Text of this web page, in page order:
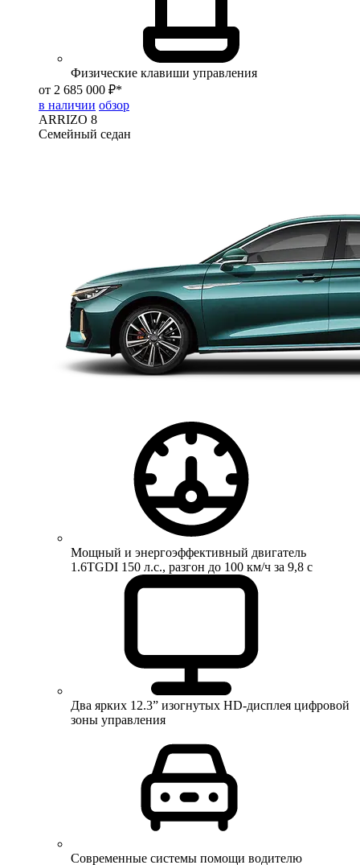
Физические клавиши управления
от 2 685 000 ₽*
в наличии обзор
ARRIZO 8
Семейный седан
Мощный и энергоэффективный двигатель
1.6TGDI 150 л.с., разгон до 100 км/ч за 9,8 с
Два ярких 12.3” изогнутых HD-дисплея цифровой
зоны управления
Современные системы помощи водителю